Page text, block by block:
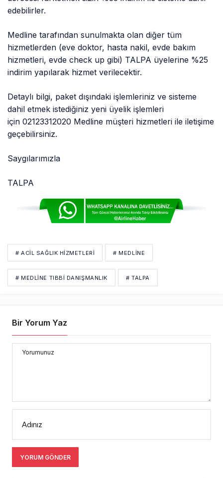
edebilirler.
Medline tarafından sunulmakta olan diğer tüm
hizmetlerden (eve doktor, hasta nakil, evde bakım
hizmetleri, evde check up gibi) TALPA üyelerine %25
indirim yapılarak hizmet verilecektir.
Detaylı bilgi, paket dışındaki işlemleriniz ve sisteme
dahil etmek istediğiniz yeni üyelik işlemleri
için 02123312020 Medline müşteri hizmetleri ile iletişime
geçebilirsiniz.
Saygılarımızla
TALPA
# ACIL SAĞLIK HIZMETLERI # MEDLINE
# MEDLINE TIBBI DANIŞMANLIK # TALPA
Bir Yorum Yaz
Yorumunuz
Adınız
YORUM GÖNDER